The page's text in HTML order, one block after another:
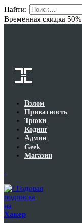
Найти:
Временная скидка 50%
Взлом
Приватность
Трюки
Кодинг
Админ
Geek
Магазин
Годовая
подписка
на
Хакер